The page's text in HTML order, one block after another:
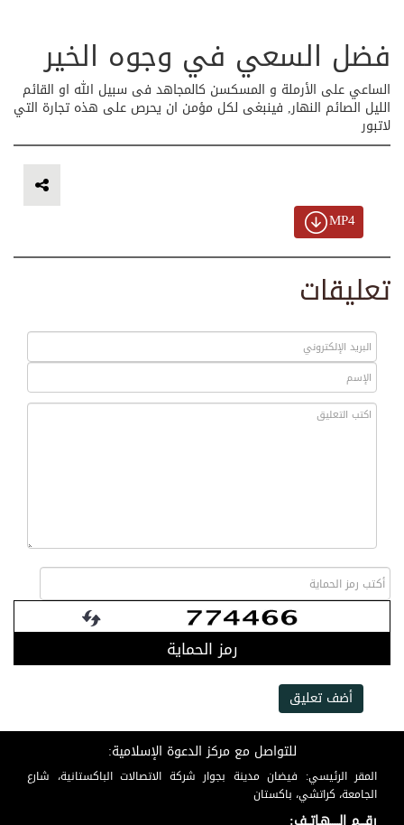
فضل السعي في وجوه الخير
الساعي على الأرملة و المسكسن كالمجاهد فى سبيل الله او القائم
الليل الصائم النهار, فينبغى لكل مؤمن ان يحرص على هذه تجارة التي
لاتبور
MP4
تعليقات
رمز الحماية
أضف تعليق
للتواصل مع مركز الدعوة الإسلامية:
المقر الرئيسي: فيضان مدينة بجوار شركة الاتصالات الباكستانية، شارع
الجامعة، كراتشي، باكستان